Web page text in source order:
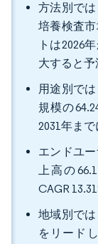
方法別で
培養検査
トは2026
大すると予
用途別で
規模の
2031年まで
エンドユ
上高の
CAGR
地域別では
をリード